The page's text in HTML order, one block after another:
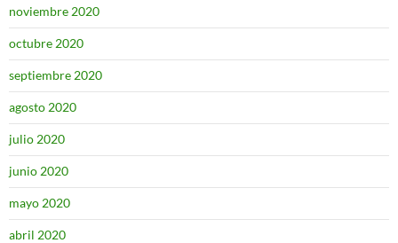
noviembre 2020
octubre 2020
septiembre 2020
agosto 2020
julio 2020
junio 2020
mayo 2020
abril 2020